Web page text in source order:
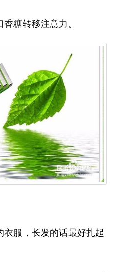
糖转移注意力。
衣服，长发的话最好扎起